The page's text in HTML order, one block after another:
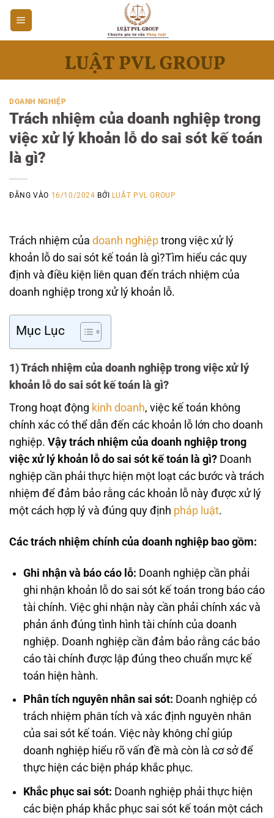
Bỏ
qua
nội
DOANH NGHIỆP
Trách nhiệm của doanh nghiệp trong
việc xử lý khoản lỗ do sai sót kế toán
là gì?
ĐĂNG VÀO 16/10/2024 BỞI LUẬT PVL GROUP
Trách nhiệm của doanh nghiệp trong việc xử lý
khoản lỗ do sai sót kế toán là gì?Tìm hiểu các quy
định và điều kiện liên quan đến trách nhiệm của
doanh nghiệp trong xử lý khoản lỗ.
Mục Lục
1) Trách nhiệm của doanh nghiệp trong việc xử lý
khoản lỗ do sai sót kế toán là gì?
Trong hoạt động kinh doanh, việc kế toán không
chính xác có thể dẫn đến các khoản lỗ lớn cho doanh
nghiệp. Vậy trách nhiệm của doanh nghiệp trong
việc xử lý khoản lỗ do sai sót kế toán là gì? Doanh
nghiệp cần phải thực hiện một loạt các bước và trách
nhiệm để đảm bảo rằng các khoản lỗ này được xử lý
một cách hợp lý và đúng quy định pháp luật.
Các trách nhiệm chính của doanh nghiệp bao gồm:
Ghi nhận và báo cáo lỗ: Doanh nghiệp cần phải
ghi nhận khoản lỗ do sai sót kế toán trong báo cáo
tài chính. Việc ghi nhận này cần phải chính xác và
phản ánh đúng tình hình tài chính của doanh
nghiệp. Doanh nghiệp cần đảm bảo rằng các báo
cáo tài chính được lập đúng theo chuẩn mực kế
toán hiện hành.
Phân tích nguyên nhân sai sót: Doanh nghiệp có
trách nhiệm phân tích và xác định nguyên nhân
của sai sót kế toán. Việc này không chỉ giúp
doanh nghiệp hiểu rõ vấn đề mà còn là cơ sở để
thực hiện các biện pháp khắc phục.
Khắc phục sai sót: Doanh nghiệp phải thực hiện
các biện pháp khắc phục sai sót kế toán một cách